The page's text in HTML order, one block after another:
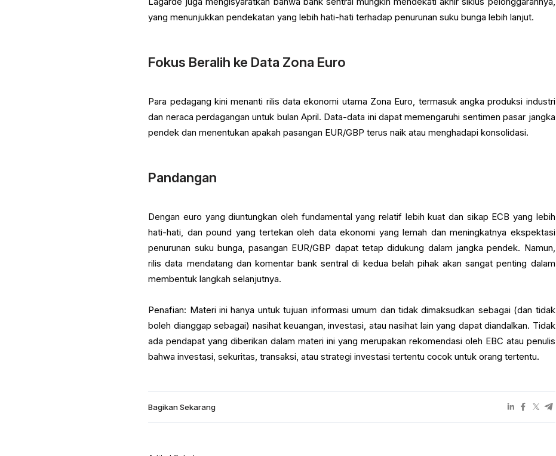
yang menunjukkan pendekatan yang lebih hati-hati terhadap penurunan suku bunga lebih lanjut.
Fokus Beralih ke Data Zona Euro
Para pedagang kini menanti rilis data ekonomi utama Zona Euro, termasuk angka produksi industri
dan neraca perdagangan untuk bulan April. Data-data ini dapat memengaruhi sentimen pasar jangka
pendek dan menentukan apakah pasangan EUR/GBP terus naik atau menghadapi konsolidasi.
Pandangan
Dengan euro yang diuntungkan oleh fundamental yang relatif lebih kuat dan sikap ECB yang lebih
hati-hati, dan pound yang tertekan oleh data ekonomi yang lemah dan meningkatnya ekspektasi
penurunan suku bunga, pasangan EUR/GBP dapat tetap didukung dalam jangka pendek. Namun,
rilis data mendatang dan komentar bank sentral di kedua belah pihak akan sangat penting dalam
membentuk langkah selanjutnya.
Penafian: Materi ini hanya untuk tujuan informasi umum dan tidak dimaksudkan sebagai (dan tidak
boleh dianggap sebagai) nasihat keuangan, investasi, atau nasihat lain yang dapat diandalkan. Tidak
ada pendapat yang diberikan dalam materi ini yang merupakan rekomendasi oleh EBC atau penulis
bahwa investasi, sekuritas, transaksi, atau strategi investasi tertentu cocok untuk orang tertentu.
Bagikan Sekarang